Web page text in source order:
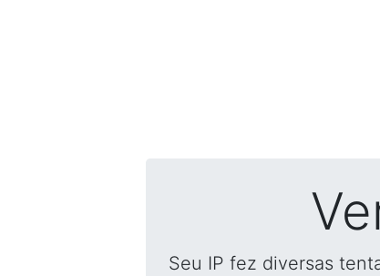
Seu IP fez diversas